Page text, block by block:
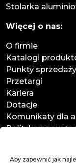
Aby zapewnić jak
Stolarka
Więcej o nas:
O firmie
Katalogi
Punkty sprzedaży
Przetargi
Kariera
Dotacje
Komunikaty dla
Polityka